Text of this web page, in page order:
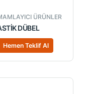
ÜRÜNLER
DÜBEL
Hemen Teklif Al